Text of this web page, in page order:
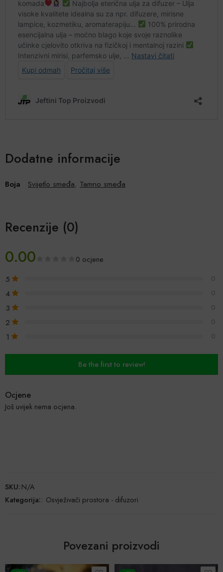
Dodatne informacije
Boja Svijetlo smeđa, Tamno smeđa
Recenzije (0)
0.00 0 ocjene
5 0
4 0
3 0
2 0
1 0
Be the first to review!
Ocjene
Još uvijek nema ocjena.
SKU:N/A
Kategorija:: Osvježivači prostora - difuzori
Povezani proizvodi